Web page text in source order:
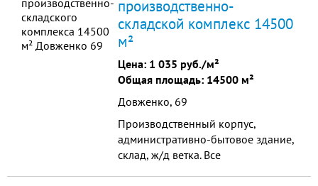
производственно-
складской комплекс 14500
м²
Цена: 1 035 руб./м²
Общая площадь: 14500 м²
Довженко, 69
Производственный корпус,
административно-бытовое здание,
склад, ж/д ветка. Все